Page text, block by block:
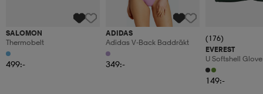
SALOMON
Thermobelt
499:-
ADIDAS
Adidas V-Back Baddräkt
349:-
(176)
EVEREST
U Softshell Glove
149:-